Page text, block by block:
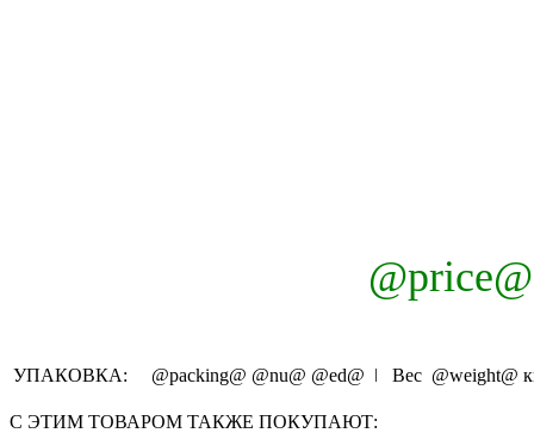
@price@
УПАКОВКА: @packing@ @nu@ @ed@ ǀ Вес @weight@
С ЭТИМ ТОВАРОМ ТАКЖЕ ПОКУПАЮТ: